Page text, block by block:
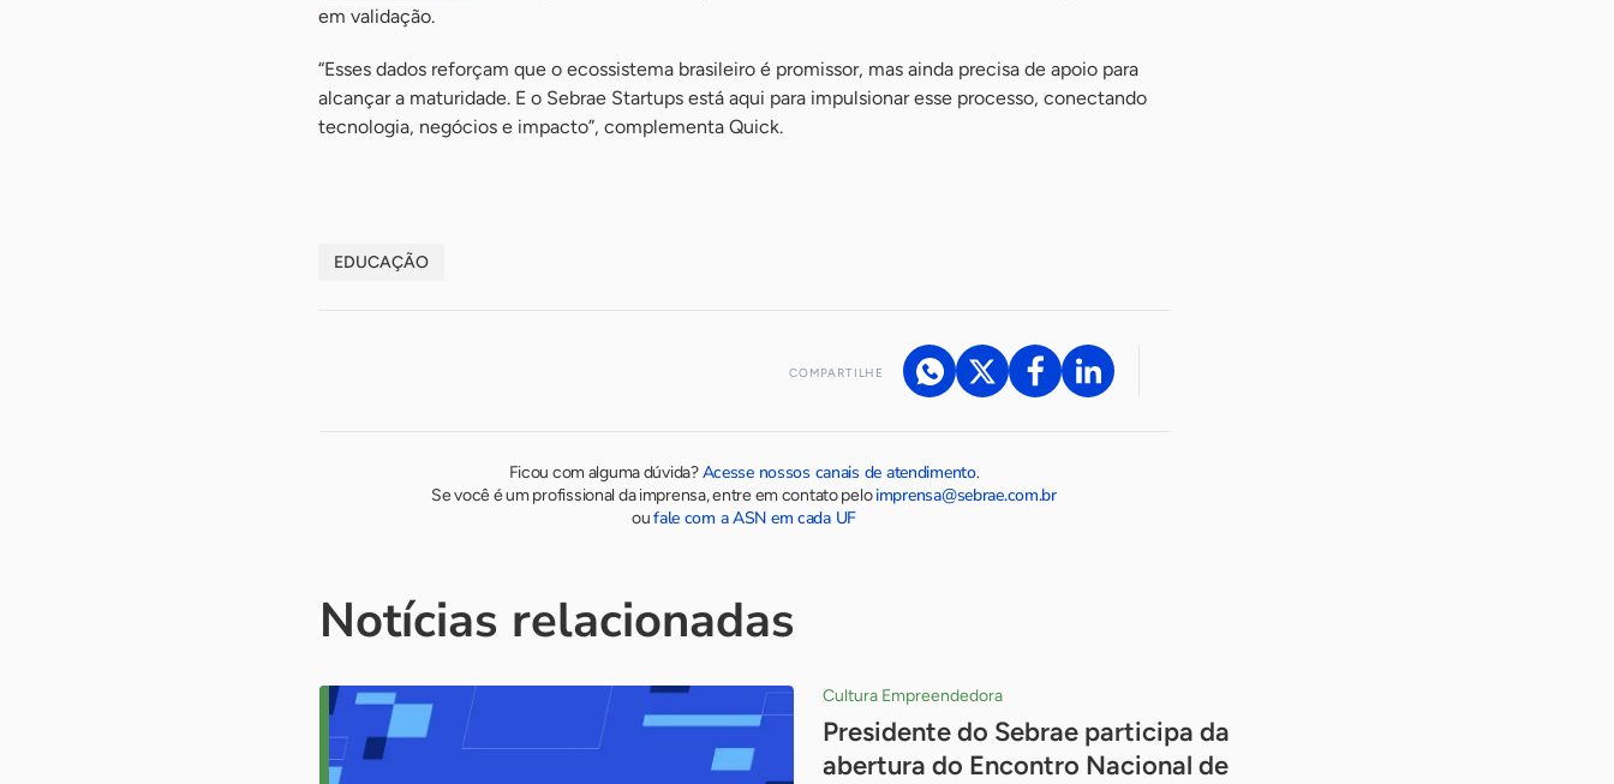
em validação.
“Esses dados reforçam que o ecossistema brasileiro é promissor, mas ainda precisa de apoio para
alcançar a maturidade. E o Sebrae Startups está aqui para impulsionar esse processo, conectando
tecnologia, negócios e impacto”, complementa Quick.
EDUCAÇÃO
COMPARTILHE
Ficou com alguma dúvida?Acesse nossos canais de atendimento.
Se você é um profissional da imprensa, entre em contato peloimprensa@sebrae.com.br
oufale com a ASN em cada UF
Notícias relacionadas
Cultura Empreendedora
Presidente do Sebrae participa da
abertura do Encontro Nacional de